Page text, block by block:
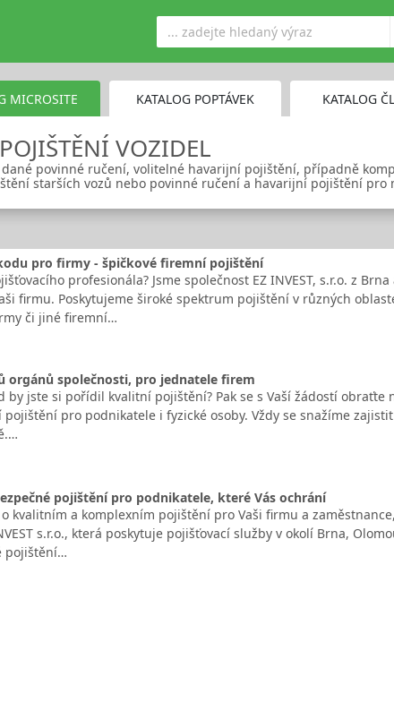
MICROSITE KATALOG POPTÁVEK KATALOG
POJIŠTĚNÍ VOZIDEL
povinné ručení, volitelné havarijní pojištění, případně
starších vozů nebo povinné ručení a havarijní pojištění pro
pro firmy - špičkové firemní pojištění
profesionála? Jsme společnost EZ INVEST, s.r.o. z
firmu. Poskytujeme široké spektrum pojištění v různých
či jiné firemní…
orgánů společnosti, pro jednatele firem
jste si pořídil kvalitní pojištění? Pak se s Vaší žádostí obraťte
pojištění pro podnikatele i fyzické osoby. Vždy se snažíme
pojištění pro podnikatele, které Vás ochrání
kvalitním a komplexním pojištění pro Vaši firmu a
s.r.o., která poskytuje pojišťovací služby v okolí Brna,
pojištění…